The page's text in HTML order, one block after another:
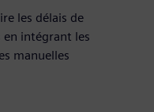
les délais de
intégrant les
manuelles